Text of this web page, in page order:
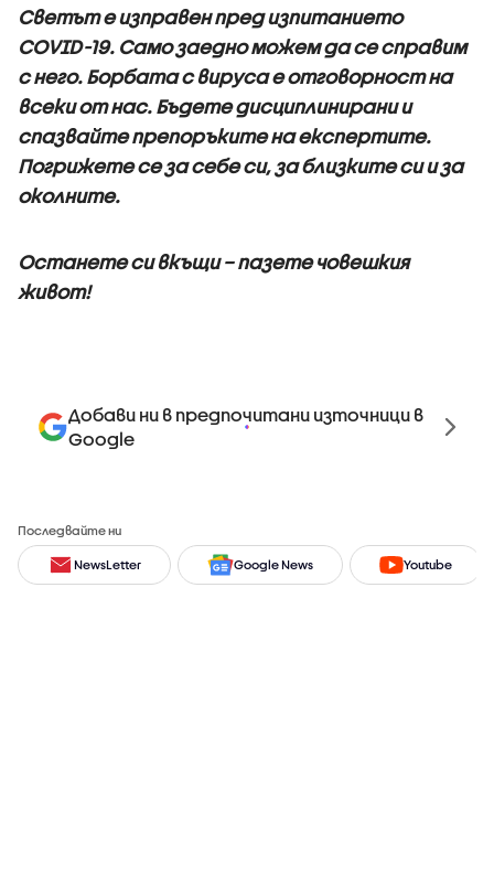
Светът е изправен пред изпитанието
COVID-19. Само заедно можем да се справим
с него. Борбата с вируса е отговорност на
всеки от нас. Бъдете дисциплинирани и
спазвайте препоръките на експертите.
Погрижете се за себе си, за близките си и за
околните.
Останете си вкъщи – пазете човешкия
живот!
Добави ни в предпочитани източници в
Google
Последвайте ни
NewsLetter Google News Youtube